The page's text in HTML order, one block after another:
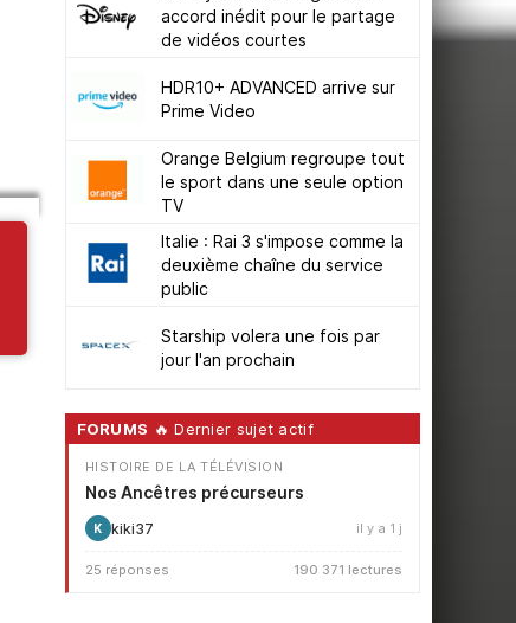
accord inédit pour le partage
de vidéos courtes
HDR10+ ADVANCED arrive sur
Prime Video
Orange Belgium regroupe tout
le sport dans une seule option
TV
Italie : Rai 3 s'impose comme la
deuxième chaîne du service
public
Starship volera une fois par
jour l'an prochain
FORUMS 🔥 Dernier sujet actif
HISTOIRE DE LA TÉLÉVISION
Nos Ancêtres précurseurs
K kiki37 il y a 1 j
25 réponses 190 371 lectures